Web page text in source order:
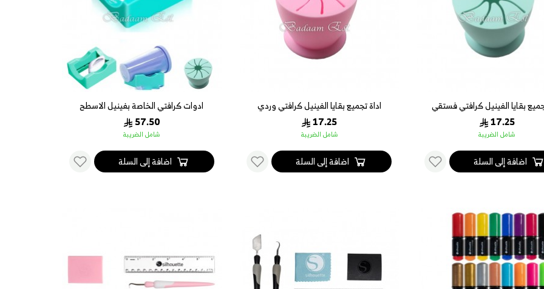
بقايا الفينيل كرافتي فستقي
17.25
شامل الضريبة
اضافة إلى السلة
اداة تجميع بقايا الفينيل كرافتي وردي
17.25
شامل الضريبة
اضافة إلى السلة
ادوات كرافتي الخاصة بفينيل الاسطح
فستقي
57.50
شامل الضريبة
اضافة إلى السلة